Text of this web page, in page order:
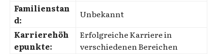
Familienstan
d:
Unbekannt
Karrierehöh
epunkte:
Erfolgreiche Karriere in
verschiedenen Bereichen